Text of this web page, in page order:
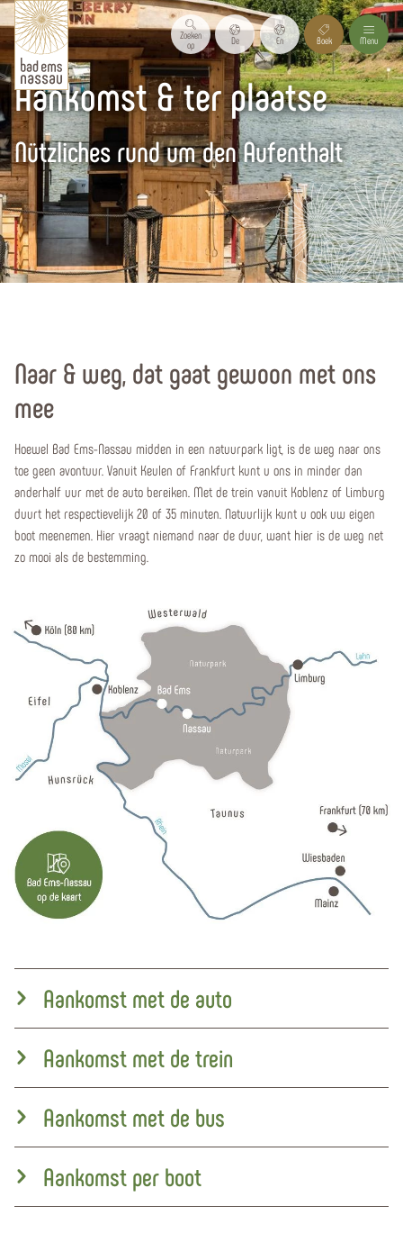
Zoeken
op
De En Boek Menu
Aankomst & ter plaatse
Nützliches rund um den Aufenthalt
Naar & weg, dat gaat gewoon met ons
mee
Hoewel Bad Ems-Nassau midden in een natuurpark ligt, is de weg naar ons
toe geen avontuur. Vanuit Keulen of Frankfurt kunt u ons in minder dan
anderhalf uur met de auto bereiken. Met de trein vanuit Koblenz of Limburg
duurt het respectievelijk 20 of 35 minuten. Natuurlijk kunt u ook uw eigen
boot meenemen. Hier vraagt niemand naar de duur, want hier is de weg net
zo mooi als de bestemming.
Aankomst met de auto
Aankomst met de trein
Aankomst met de bus
Aankomst per boot